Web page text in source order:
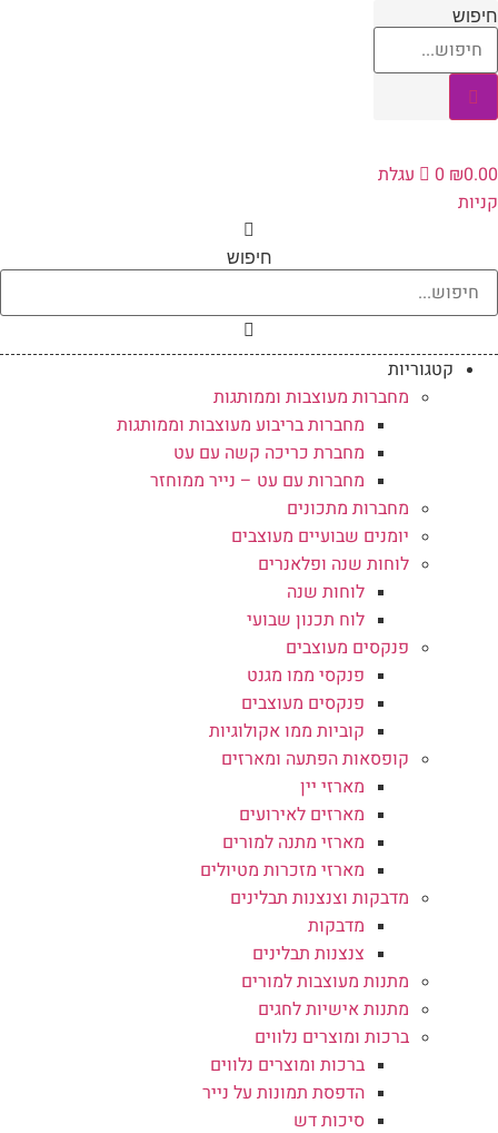
דלג
לתוכן
חיפוש
₪0.00
0
עגלת
קניות
חיפוש
קטגוריות
מחברות מעוצבות וממותגות
מחברות בריבוע מעוצבות וממותגות
מחברת כריכה קשה עם עט
מחברות עם עט – נייר ממוחזר
מחברות מתכונים
יומנים שבועיים מעוצבים
לוחות שנה ופלאנרים
לוחות שנה
לוח תכנון שבועי
פנקסים מעוצבים
פנקסי ממו מגנט
פנקסים מעוצבים
קוביות ממו אקולוגיות
קופסאות הפתעה ומארזים
מארזי יין
מארזים לאירועים
מארזי מתנה למורים
מארזי מזכרות מטיולים
מדבקות וצנצנות תבלינים
מדבקות
צנצנות תבלינים
מתנות מעוצבות למורים
מתנות אישיות לחגים
ברכות ומוצרים נלווים
ברכות ומוצרים נלווים
הדפסת תמונות על נייר
סיכות דש